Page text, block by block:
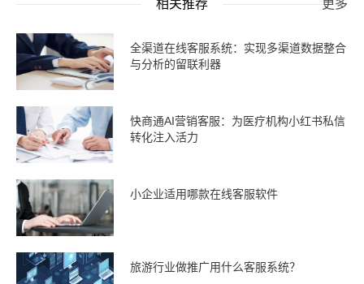
相关推荐 更多
全渠道在线客服系统：实现多渠道数据整合
与分析的留联利器
快商通AI营销客服：为医疗机构小红书私信
转化注入活力
小企业适用哪款在线客服软件
旅游行业做推广用什么客服系统？